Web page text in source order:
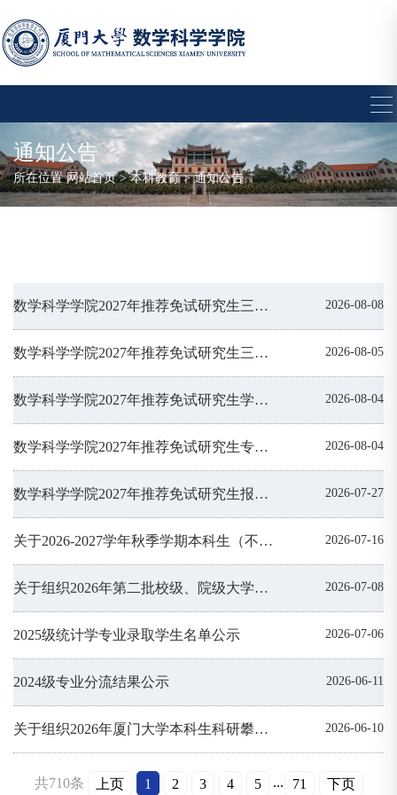
通知公告
所在位置网站首页>本科教育>通知公告
数学科学学院2027年推荐免试研究生三年综合表现其他加分情况公示 2026-08-08
数学科学学院2027年推荐免试研究生三年综合表现（科创竞赛部分）分数情况公示 2026-08-05
数学科学学院2027年推荐免试研究生学术专长认定及相关材料公示 2026-08-04
数学科学学院2027年推荐免试研究生专业成绩排名公示 2026-08-04
数学科学学院2027年推荐免试研究生报名通知 2026-07-27
关于2026-2027学年秋季学期本科生（不含2026级新生）选课的通知 2026-07-16
关于组织2026年第二批校级、院级大学生创新训练计划项目申报的通知 2026-07-08
2025级统计学专业录取学生名单公示 2026-07-06
2024级专业分流结果公示 2026-06-11
关于组织2026年厦门大学本科生科研攀登计划项目申报的通知 2026-06-10
共710条 上页 1 2 3 4 5 ... 71 下页